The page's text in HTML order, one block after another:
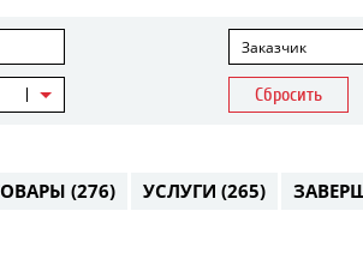
Заказчик
Сбросить
(276) УСЛУГИ (265)